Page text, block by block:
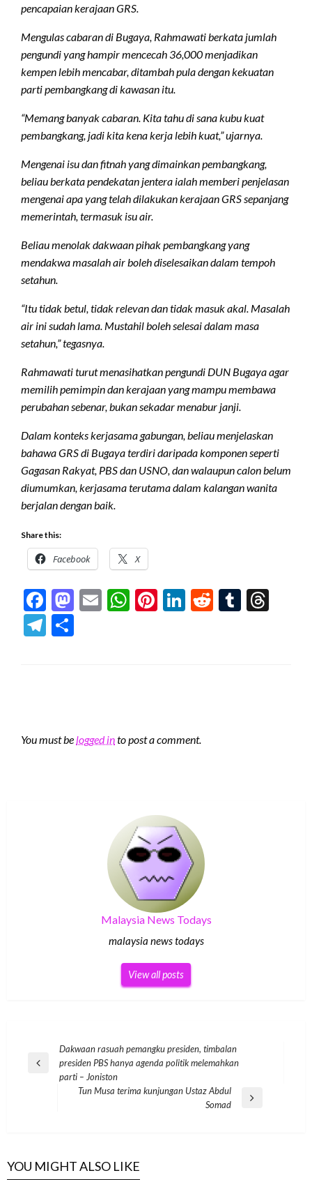
pencapaian kerajaan GRS.
Mengulas cabaran di Bugaya, Rahmawati berkata jumlah
pengundi yang hampir mencecah 36,000 menjadikan
kempen lebih mencabar, ditambah pula dengan kekuatan
parti pembangkang di kawasan itu.
“Memang banyak cabaran. Kita tahu di sana kubu kuat
pembangkang, jadi kita kena kerja lebih kuat,” ujarnya.
Mengenai isu dan fitnah yang dimainkan pembangkang,
beliau berkata pendekatan jentera ialah memberi penjelasan
mengenai apa yang telah dilakukan kerajaan GRS sepanjang
memerintah, termasuk isu air.
Beliau menolak dakwaan pihak pembangkang yang
mendakwa masalah air boleh diselesaikan dalam tempoh
setahun.
“Itu tidak betul, tidak relevan dan tidak masuk akal. Masalah
air ini sudah lama. Mustahil boleh selesai dalam masa
setahun,” tegasnya.
Rahmawati turut menasihatkan pengundi DUN Bugaya agar
memilih pemimpin dan kerajaan yang mampu membawa
perubahan sebenar, bukan sekadar menabur janji.
Dalam konteks kerjasama gabungan, beliau menjelaskan
bahawa GRS di Bugaya terdiri daripada komponen seperti
Gagasan Rakyat, PBS dan USNO, dan walaupun calon belum
diumumkan, kerjasama terutama dalam kalangan wanita
berjalan dengan baik.
Share this:
Facebook X
Facebook
Mastodon
EmailWhatsApp
Pinterest
LinkedIn
RedditTumblr
Telegram
You must be logged into post a comment.
Malaysia News Todays
malaysia news todays
View all posts
navigation
Previous
Dakwaan rasuah pemangku presiden, timbalan
presiden PBS hanya agenda politik melemahkan
parti – Joniston
Tun Musa terima kunjungan Ustaz Abdul
Somad
YOU MIGHT ALSO LIKE